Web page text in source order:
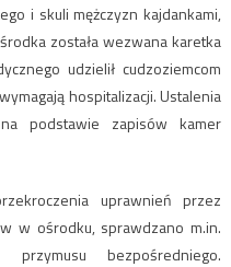
i skuli mężczyzn kajdankami,
została wezwana karetka
udzielił cudzoziemcom
hospitalizacji. Ustalenia
podstawie zapisów kamer
uprawnień przez
w ośrodku, sprawdzano m.in.
bezpośredniego.